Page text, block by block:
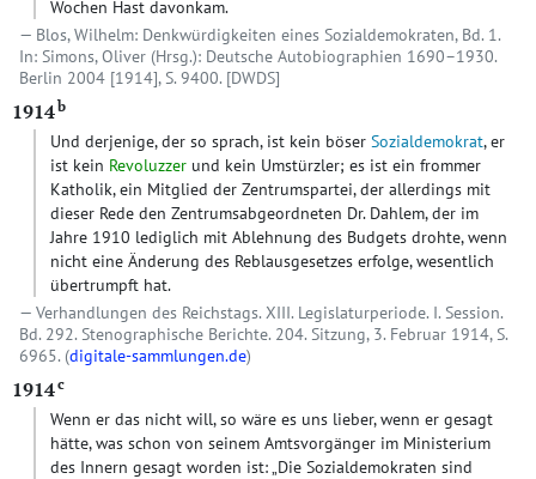
Wochen Hast davonkam.
Blos, Wilhelm: Denkwürdigkeiten eines Sozialdemokraten, Bd. 1.
In: Simons, Oliver (Hrsg.): Deutsche Autobiographien 1690–1930.
Berlin 2004 [1914], S. 9400. [DWDS]
1914b
Und derjenige, der so sprach, ist kein böser Sozialdemokrat, er
ist kein Revoluzzer und kein Umstürzler; es ist ein frommer
Katholik, ein Mitglied der Zentrumspartei, der allerdings mit
dieser Rede den Zentrumsabgeordneten Dr. Dahlem, der im
Jahre 1910 lediglich mit Ablehnung des Budgets drohte, wenn
nicht eine Änderung des Reblausgesetzes erfolge, wesentlich
übertrumpft hat.
Verhandlungen des Reichstags. XIII. Legislaturperiode. I. Session.
Bd. 292. Stenographische Berichte. 204. Sitzung, 3. Februar 1914, S.
6965. (digitale-sammlungen.de)
1914c
Wenn er das nicht will, so wäre es uns lieber, wenn er gesagt
hätte, was schon von seinem Amtsvorgänger im Ministerium
des Innern gesagt worden ist: „Die Sozialdemokraten sind